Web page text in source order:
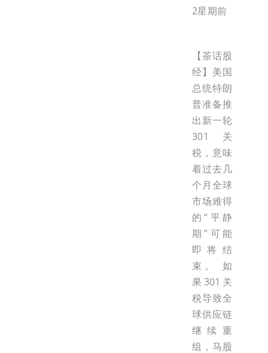
2星期前
【茶话股
经】美国
总统特朗
普准备推
出新一轮
301关
税，意味
着过去几
个月全球
市场难得
的“平静
期”可能
即将结
束。 如
果301关
税导致全
球供应链
继续重
组，马股